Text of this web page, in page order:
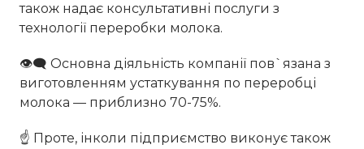
також надає консультативні послуги з
технології переробки молока.
👁‍🗨 Основна діяльність компанії пов`язана з
виготовленням устаткування по переробці
молока — приблизно 70-75%.
☝ Проте, інколи підприємство виконує також